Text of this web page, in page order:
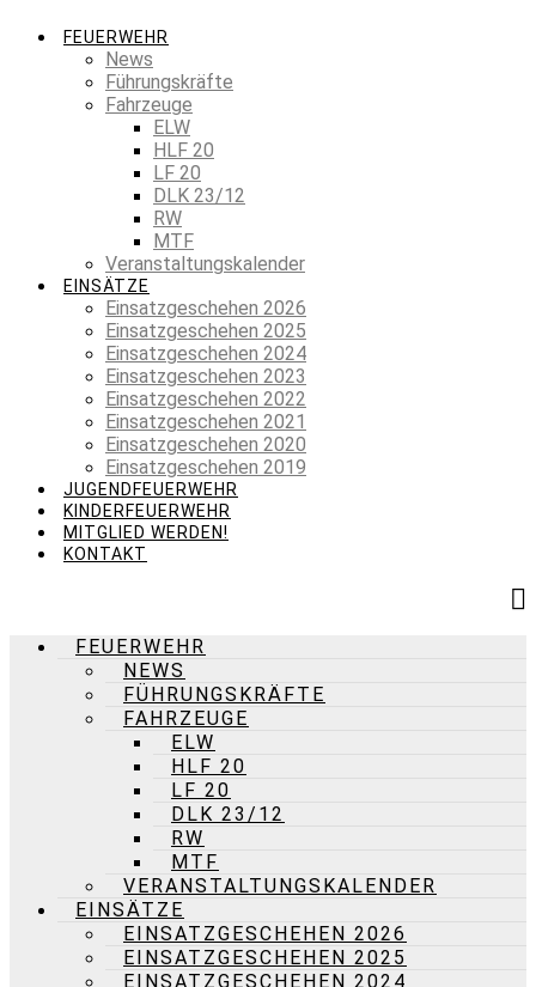
FEUERWEHR
News
Führungskräfte
Fahrzeuge
ELW
HLF 20
LF 20
DLK 23/12
RW
MTF
Veranstaltungskalender
EINSÄTZE
Einsatzgeschehen 2026
Einsatzgeschehen 2025
Einsatzgeschehen 2024
Einsatzgeschehen 2023
Einsatzgeschehen 2022
Einsatzgeschehen 2021
Einsatzgeschehen 2020
Einsatzgeschehen 2019
JUGENDFEUERWEHR
KINDERFEUERWEHR
MITGLIED WERDEN!
KONTAKT
FEUERWEHR
NEWS
FÜHRUNGSKRÄFTE
FAHRZEUGE
ELW
HLF 20
LF 20
DLK 23/12
RW
MTF
VERANSTALTUNGSKALENDER
EINSÄTZE
EINSATZGESCHEHEN 2026
EINSATZGESCHEHEN 2025
EINSATZGESCHEHEN 2024